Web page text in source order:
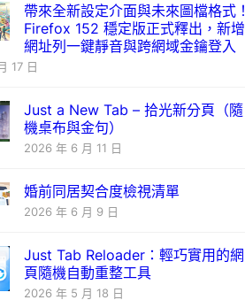
帶來全新設定介面與未來圖檔格式！
Firefox 152 穩定版正式釋出，新增
網址列一鍵靜音與跨網域金鑰登入
17 日
Just a New Tab – 拾光新分頁（隨
機桌布與金句）
2026 年 6 月 11 日
婚前同居契合度檢視清單
2026 年 6 月 9 日
Just Tab Reloader：輕巧實用的網
頁隨機自動重整工具
2026 年 5 月 18 日